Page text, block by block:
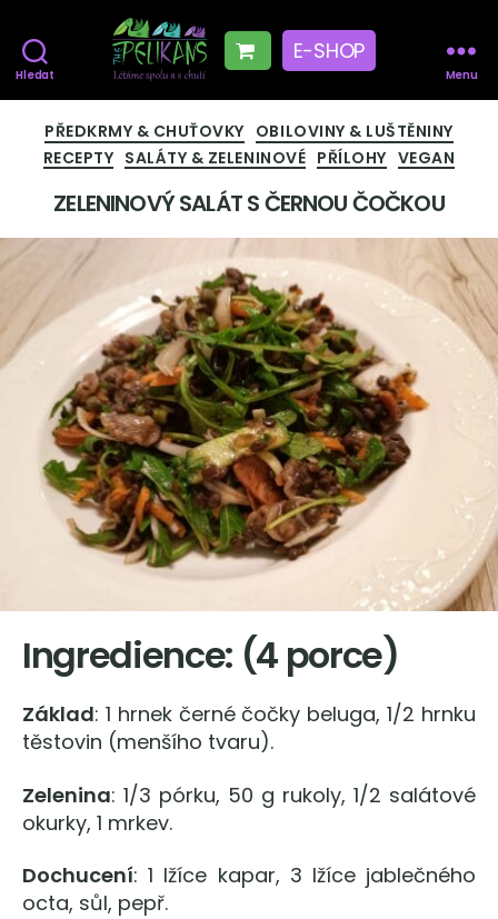
Hledat
The
Pelikans
E-SHOP
Menu
Rubriky
PŘEDKRMY & CHUŤOVKY OBILOVINY & LUŠTĚNINY
RECEPTY SALÁTY & ZELENINOVÉ PŘÍLOHY VEGAN
ZELENINOVÝ SALÁT S ČERNOU ČOČKOU
Ingredience: (4 porce)
Základ: 1 hrnek černé čočky beluga, 1/2 hrnku
těstovin (menšího tvaru).
Zelenina: 1/3 pórku, 50 g rukoly, 1/2 salátové
okurky, 1 mrkev.
Dochucení: 1 lžíce kapar, 3 lžíce jablečného
octa, sůl, pepř.